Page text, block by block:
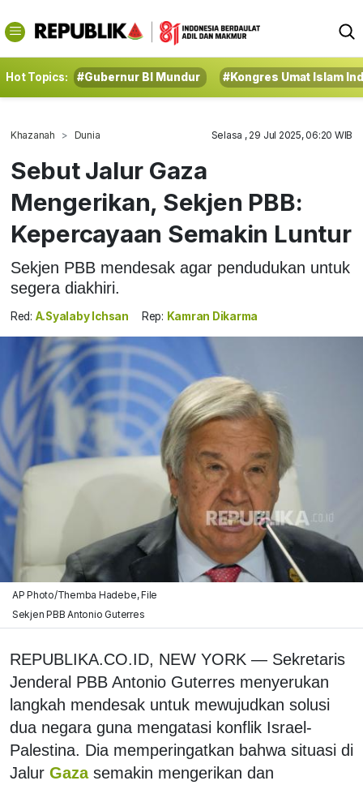
Hot Topics: #Gubernur BI Mundur #Kongres Umat Islam
Khazanah Dunia Selasa , 29 Jul 2025, 06:20 WIB
Sebut Jalur Gaza
Mengerikan, Sekjen PBB:
Kepercayaan Semakin Luntur
Sekjen PBB mendesak agar pendudukan untuk
segera diakhiri.
Red: A.Syalaby Ichsan Rep: Kamran Dikarma
AP Photo/Themba Hadebe, File
Sekjen PBB Antonio Guterres
REPUBLIKA.CO.ID, NEW YORK — Sekretaris
Jenderal PBB Antonio Guterres menyerukan
langkah mendesak untuk mewujudkan solusi
dua negara guna mengatasi konflik Israel-
Palestina. Dia memperingatkan bahwa situasi di
Jalur Gaza semakin mengerikan dan